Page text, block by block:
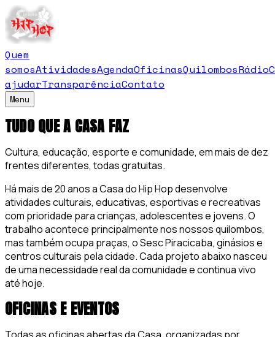
Quem
somosAtividadesAgendaOficinasQuilombosRádio
ajudarTransparênciaContato
Menu
TUDO QUE A CASA FAZ
Cultura, educação, esporte e comunidade, em mais de dez
frentes diferentes, todas gratuitas.
Há mais de 20 anos a Casa do Hip Hop desenvolve
atividades culturais, educativas, esportivas e recreativas
com prioridade para crianças, adolescentes e jovens. O
trabalho acontece principalmente nos nossos quilombos,
mas também ocupa praças, o Sesc Piracicaba, ginásios e
centros culturais pela cidade. Cada projeto abaixo nasceu
de uma necessidade real da comunidade e continua vivo
até hoje.
OFICINAS E EVENTOS